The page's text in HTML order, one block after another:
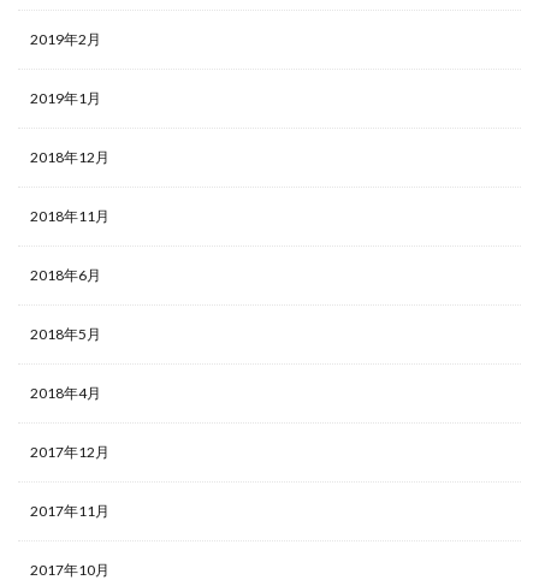
2019年2月
2019年1月
2018年12月
2018年11月
2018年6月
2018年5月
2018年4月
2017年12月
2017年11月
2017年10月